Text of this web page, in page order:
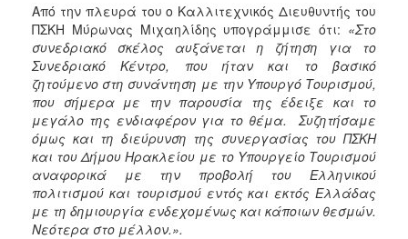
Από την πλευρά του ο Καλλιτεχνικός Διευθυντής του
ΠΣΚΗ Μύρωνας Μιχαηλίδης υπογράμμισε ότι: «Στο
συνεδριακό σκέλος αυξάνεται η ζήτηση για το
Συνεδριακό Κέντρο, που ήταν και το βασικό
ζητούμενο στη συνάντηση με την Υπουργό Τουρισμού,
που σήμερα με την παρουσία της έδειξε και το
μεγάλο της ενδιαφέρον για το θέμα. Συζητήσαμε
όμως και τη διεύρυνση της συνεργασίας του ΠΣΚΗ
και του Δήμου Ηρακλείου με το Υπουργείο Τουρισμού
αναφορικά με την προβολή του Ελληνικού
πολιτισμού και τουρισμού εντός και εκτός Ελλάδας
με τη δημιουργία ενδεχομένως και κάποιων θεσμών.
Νεότερα στο μέλλον.».